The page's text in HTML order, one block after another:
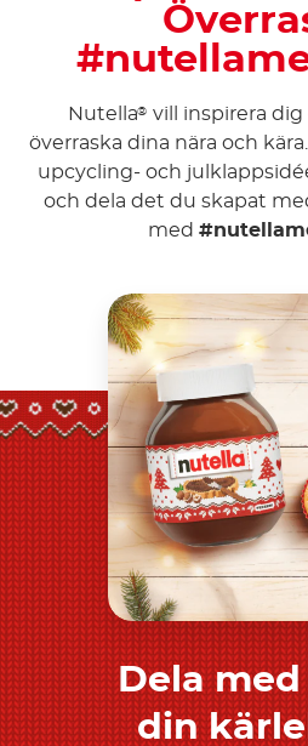
Nutella® vill inspirera
överraska dina nära och
upcycling- och
och dela det du skapat
med
Upptäck
Dela
din